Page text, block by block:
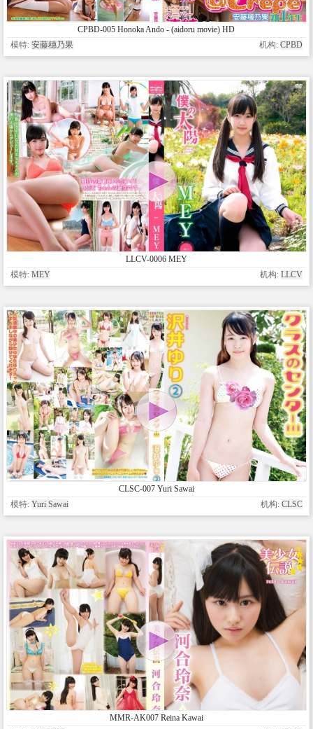
CPBD-005 Honoka Ando - (aidoru movie) HD
模特: 安藤穗乃果 机构: CPBD
LLCV-0006 MEY
模特: MEY 机构: LLCV
CLSC-007 Yuri Sawai
模特: Yuri Sawai 机构: CLSC
MMR-AK007 Reina Kawai